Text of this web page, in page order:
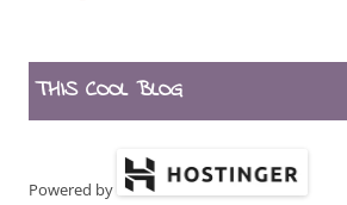
THIS COOL BLOG
Powered by